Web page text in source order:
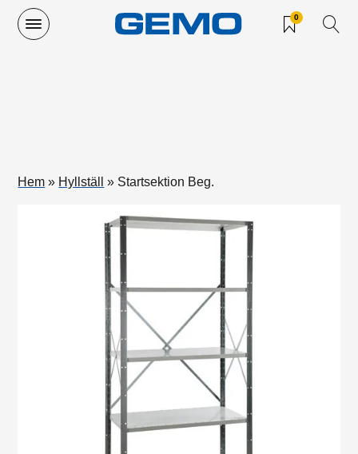
0
Hem » Hyllställ » Startsektion Beg.